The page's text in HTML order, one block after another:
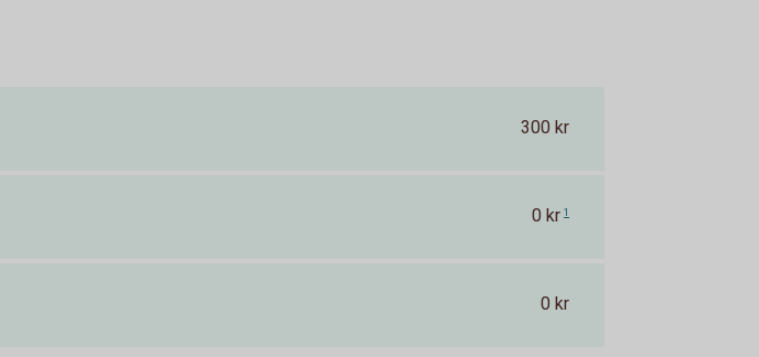
300 kr
0 kr 1
0 kr